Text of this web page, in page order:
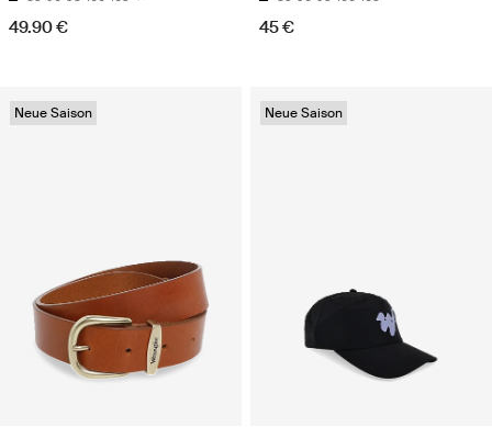
49.90 € 45 €
Neue Saison Neue Saison